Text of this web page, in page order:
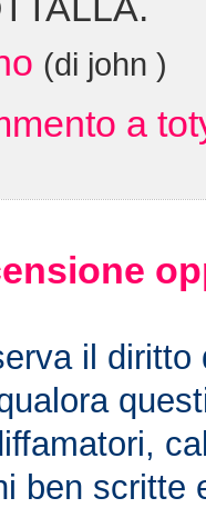
(di john )
a
il diritto
ben scritte